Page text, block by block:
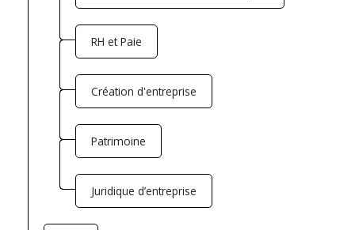
RH et Paie
Création d'entreprise
Patrimoine
Juridique d’entreprise